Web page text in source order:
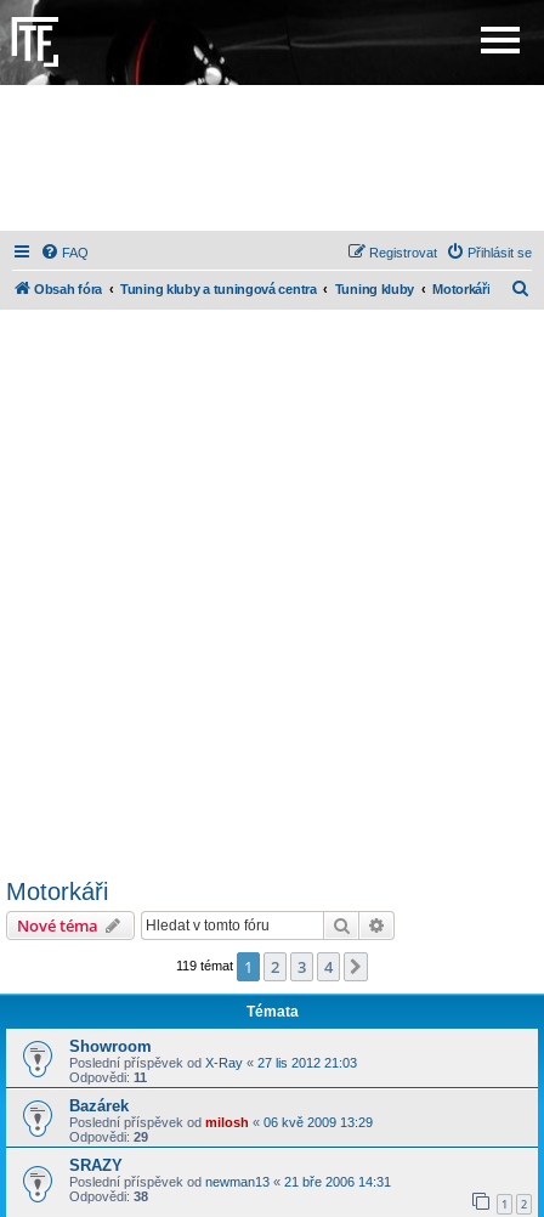
FAQ Přihlásit se
Registrovat
Obsah fóra Tuning kluby a tuningová centra Tuning kluby Motorkáři
Motorkáři
Nové téma Hledat
119 témat 1 2 3 4
Témata
Showroom
Poslední příspěvek od X-Ray « 27 lis 2012 21:03
Odpovědi: 11
Bazárek
Poslední příspěvek od milosh « 06 kvě 2009 13:29
Odpovědi: 29
SRAZY
Poslední příspěvek od newman13 « 21 bře 2006 14:31
Odpovědi: 38 1 2